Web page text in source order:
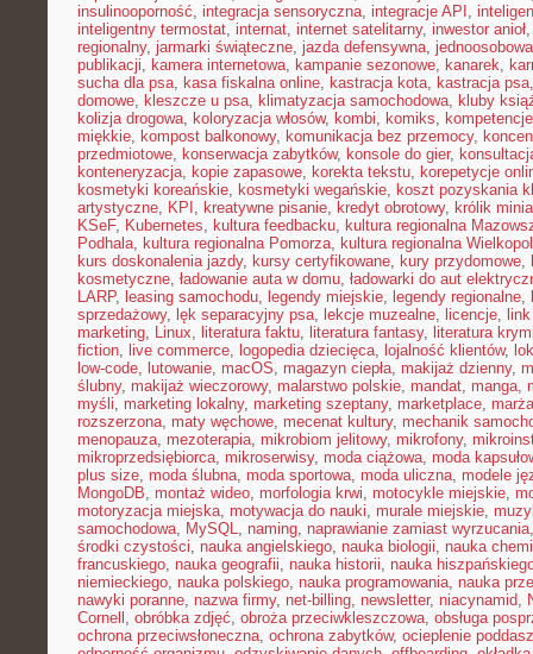
insulinooporność, integracja sensoryczna, integracje API ,
inteligentny termostat, internat, internet satelitarny, inwestor anioł
regionalny, jarmarki świąteczne, jazda defensywna,
publikacji, kamera internetowa, kampanie sezonowe, kanarek,
sucha dla psa, kasa fiskalna online, kastracja kota, kastracja psa
domowe, kleszcze u psa, klimatyzacja samochodowa, kluby
kolizja drogowa, koloryzacja włosów, kombi, komiks,
miękkie, kompost balkonowy, komunikacja bez przemocy,
przedmiotowe, konserwacja zabytków, konsole do gier,
konteneryzacja, kopie zapasowe, korekta tekstu, korepetycje
kosmetyki koreańskie, kosmetyki wegańskie, koszt pozyskania
artystyczne, KPI , kreatywne pisanie, kredyt obrotowy, królik
KSeF, Kubernetes, kultura feedbacku, kultura regionalna
Podhala, kultura regionalna Pomorza, kultura regionalna
kurs doskonalenia jazdy, kursy certyfikowane, kury przydomowe,
kosmetyczne, ładowanie auta w domu, ładowarki do aut
LARP, leasing samochodu, legendy miejskie, legendy regionalne,
sprzedażowy, lęk separacyjny psa, lekcje muzealne, licencje,
marketing, Linux, literatura faktu, literatura fantasy, literatura
fiction, live commerce, logopedia dziecięca, lojalność klientów,
low-code, lutowanie, macOS, magazyn ciepła, makijaż dzienny,
ślubny, makijaż wieczorowy, malarstwo polskie, mandat, manga,
myśli, marketing lokalny, marketing szeptany, marketplace, marża
rozszerzona, maty węchowe, mecenat kultury, mechanik
menopauza, mezoterapia, mikrobiom jelitowy, mikrofony,
mikroprzedsiębiorca, mikroserwisy, moda ciążowa, moda
plus size, moda ślubna, moda sportowa, moda uliczna, modele
MongoDB, montaż wideo, morfologia krwi, motocykle miejskie,
motoryzacja miejska, motywacja do nauki, murale miejskie,
samochodowa, MySQL, naming, naprawianie zamiast wyrzucania
środki czystości, nauka angielskiego, nauka biologii, nauka
francuskiego, nauka geografii, nauka historii, nauka
niemieckiego, nauka polskiego, nauka programowania, nauka
nawyki poranne, nazwa firmy, net-billing, newsletter, niacynamid,
Cornell , obróbka zdjęć, obroża przeciwkleszczowa, obsługa
ochrona przeciwsłoneczna, ochrona zabytków, ocieplenie